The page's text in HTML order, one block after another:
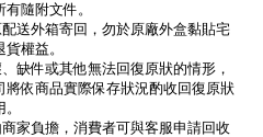
隨附文件。
送外箱寄回，勿於原廠外盒黏貼宅
權益。
缺件或其他無法回復原狀的情形，
依商品實際保存狀況酌收回復原狀
家負擔，消費者可與客服申請回收